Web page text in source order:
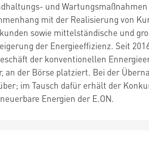
und
mit der Realisierung von
sowie mittelständische und
der Energieeffizienz. Seit
der konventionellen
an der Börse platziert. Bei der
im Tausch dafür erhält der
Energien der E.ON.